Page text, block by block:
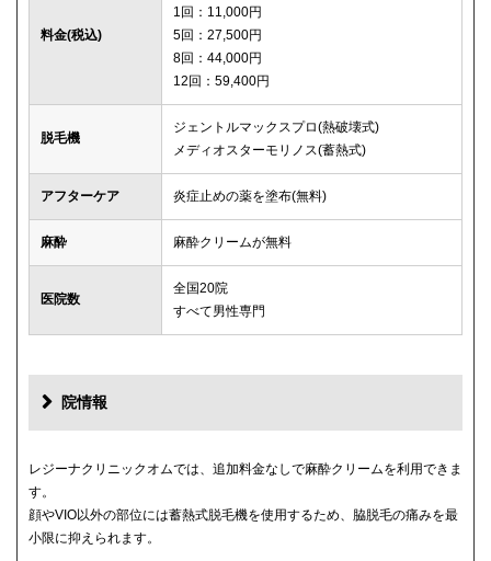
料金(税込)
1回：11,000円
5回：27,500円
8回：44,000円
12回：59,400円
脱毛機
ジェントルマックスプロ(熱破壊式)
メディオスターモリノス(蓄熱式)
アフターケア 炎症止めの薬を塗布(無料)
麻酔 麻酔クリームが無料
医院数
全国20院
すべて男性専門
院情報
レジーナクリニックオムでは、追加料金なしで麻酔クリームを利用できま
す。
顔やVIO以外の部位には蓄熱式脱毛機を使用するため、脇脱毛の痛みを最
小限に抑えられます。